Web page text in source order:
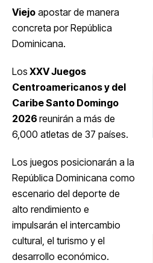
Viejo apostar de manera
concreta por República
Dominicana.
Los XXV Juegos
Centroamericanos y del
Caribe Santo Domingo
2026 reunirán a más de
6,000 atletas de 37 países.
Los juegos posicionarán a la
República Dominicana como
escenario del deporte de
alto rendimiento e
impulsarán el intercambio
cultural, el turismo y el
desarrollo económico.